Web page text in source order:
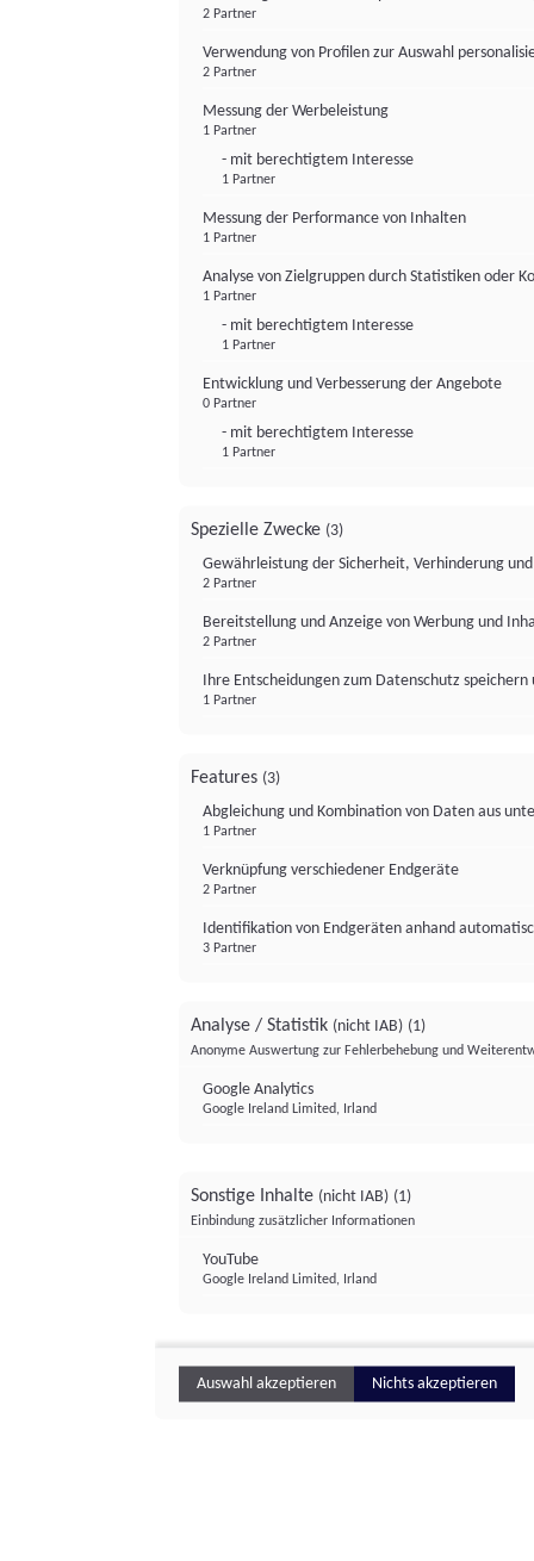
2 Partner
Verwendung von Profilen zur Auswahl
2 Partner
Messung der Werbeleistung
1 Partner
- mit berechtigtem Interesse
1 Partner
Messung der Performance von Inhalten
1 Partner
Analyse von Zielgruppen durch Statistiken oder
1 Partner
- mit berechtigtem Interesse
1 Partner
Entwicklung und Verbesserung der Angebote
0 Partner
- mit berechtigtem Interesse
1 Partner
Spezielle Zwecke (3)
Gewährleistung der Sicherheit, Verhinderung
2 Partner
Bereitstellung und Anzeige von Werbung und
2 Partner
Ihre Entscheidungen zum Datenschutz
1 Partner
Features (3)
Abgleichung und Kombination von Daten aus
1 Partner
Verknüpfung verschiedener Endgeräte
2 Partner
Identifikation von Endgeräten anhand
3 Partner
Analyse / Statistik (nicht IAB) (1)
Anonyme Auswertung zur Fehlerbehebung und
Google Analytics
Google Ireland Limited, Irland
Sonstige Inhalte (nicht IAB) (1)
Einbindung zusätzlicher Informationen
YouTube
Google Ireland Limited, Irland
Auswahl akzeptieren Nichts akzeptieren